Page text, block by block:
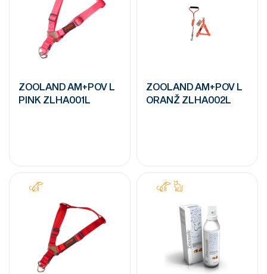
ZOOLAND AM+POV L
PINK ZLHA001L
ZOOLAND AM+POV L
ORANŽ ZLHA002L